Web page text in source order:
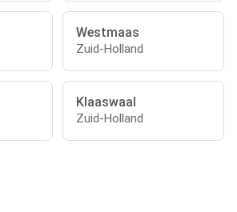
Westmaas
Zuid-Holland
Klaaswaal
Zuid-Holland